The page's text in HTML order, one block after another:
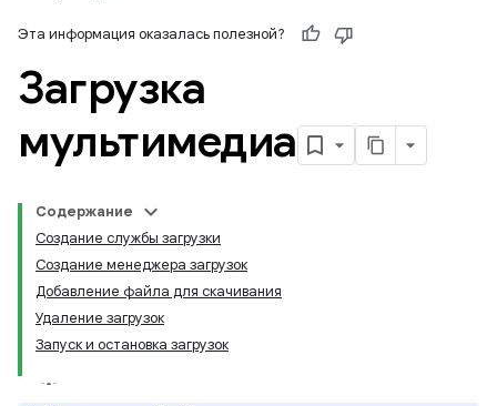
Эта информация оказалась полезной?
Загрузка
мультимедиа
Содержание
Создание службы загрузки
Создание менеджера загрузок
Добавление файла для скачивания
Удаление загрузок
Запуск и остановка загрузок